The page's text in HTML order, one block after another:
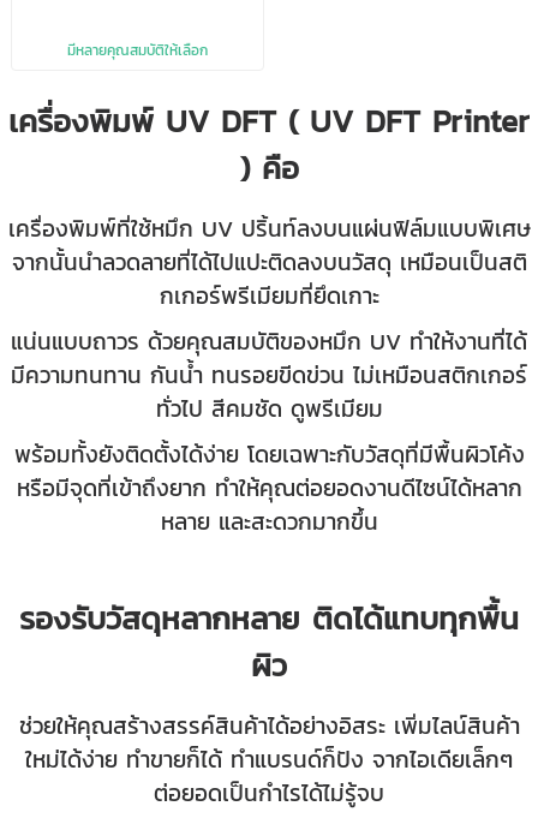
มีหลายคุณสมบัติให้เลือก
เครื่องพิมพ์ UV DFT ( UV DFT Printer
) คือ
เครื่องพิมพ์ที่ใช้หมึก UV ปริ้นท์ลงบนแผ่นฟิล์มแบบพิเศษ
จากนั้นนำลวดลายที่ได้ไปแปะติดลงบนวัสดุ เหมือนเป็นสติ
กเกอร์พรีเมียมที่ยึดเกาะ
แน่นแบบถาวร ด้วยคุณสมบัติของหมึก UV ทำให้งานที่ได้
มีความทนทาน กันน้ำ ทนรอยขีดข่วน ไม่เหมือนสติกเกอร์
ทั่วไป สีคมชัด ดูพรีเมียม
พร้อมทั้งยังติดตั้งได้ง่าย โดยเฉพาะกับวัสดุที่มีพื้นผิวโค้ง
หรือมีจุดที่เข้าถึงยาก ทำให้คุณต่อยอดงานดีไซน์ได้หลาก
หลาย และสะดวกมากขึ้น
รองรับวัสดุหลากหลาย ติดได้แทบทุกพื้น
ผิว
ช่วยให้คุณสร้างสรรค์สินค้าได้อย่างอิสระ เพิ่มไลน์สินค้า
ใหม่ได้ง่าย ทำขายก็ได้ ทำแบรนด์ก็ปัง จากไอเดียเล็กๆ
ต่อยอดเป็นกำไรได้ไม่รู้จบ